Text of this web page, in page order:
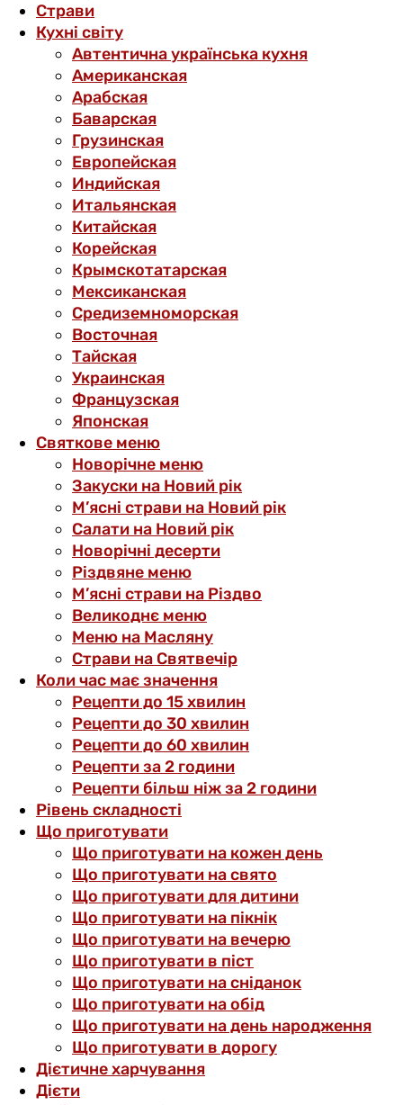
Страви
Кухні світу
Автентична українська кухня
Американская
Арабская
Баварская
Грузинская
Европейская
Индийская
Итальянская
Китайская
Корейская
Крымскотатарская
Мексиканская
Средиземноморская
Восточная
Тайская
Украинская
Французская
Японская
Святкове меню
Новорічне меню
Закуски на Новий рік
М’ясні страви на Новий рік
Салати на Новий рік
Новорічні десерти
Різдвяне меню
М’ясні страви на Різдво
Великоднє меню
Меню на Масляну
Страви на Святвечір
Коли час має значення
Рецепти до 15 хвилин
Рецепти до 30 хвилин
Рецепти до 60 хвилин
Рецепти за 2 години
Рецепти більш ніж за 2 години
Рівень складності
Що приготувати
Що приготувати на кожен день
Що приготувати на свято
Що приготувати для дитини
Що приготувати на пікнік
Що приготувати на вечерю
Що приготувати в піст
Що приготувати на сніданок
Що приготувати на обід
Що приготувати на день народження
Що приготувати в дорогу
Дієтичне харчування
Дієти